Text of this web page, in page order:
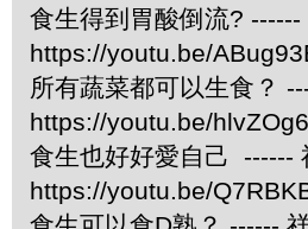
食生得到胃酸倒流?
https://youtu.be/
所有蔬菜都可以生食？
https://youtu.be/
食生也好好愛自己 ------
https://youtu.be/